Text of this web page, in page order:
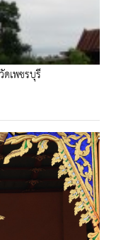
เพชรบุรี